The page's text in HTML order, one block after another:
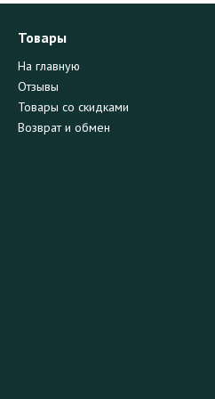
Товары
На главную
Отзывы
Товары со скидками
Возврат и обмен